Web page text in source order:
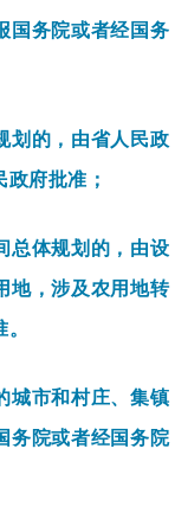
国务院或者经国务
划的，由省人民政
府批准；
总体规划的，由设
地，涉及农用地转
城市和村庄、集镇
务院或者经国务院